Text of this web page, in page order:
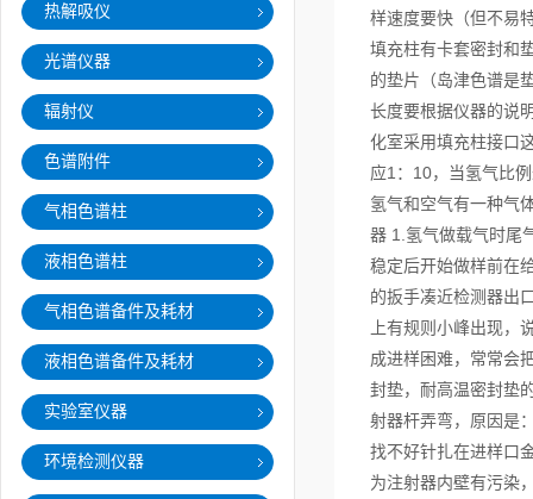
热解吸仪
光谱仪器
辐射仪
色谱附件
气相色谱柱
液相色谱柱
气相色谱备件及耗材
液相色谱备件及耗材
实验室仪器
环境检测仪器
样速度要快（但不易
填充柱有卡套密封和
的垫片（岛津色谱是
长度要根据仪器的说
化室采用填充柱接口
应1：10，当氢气比
氢气和空气有一种气
器 1.氢气做载气时尾
稳定后开始做样前在
的扳手凑近检测器出
上有规则小峰出现
成进样困难，常常会
封垫，耐高温密封垫
射器杆弄弯，原因是
找不好针扎在进样口
为注射器内壁有污染